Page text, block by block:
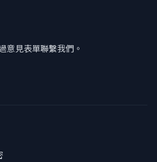
意見表單聯繫我們。